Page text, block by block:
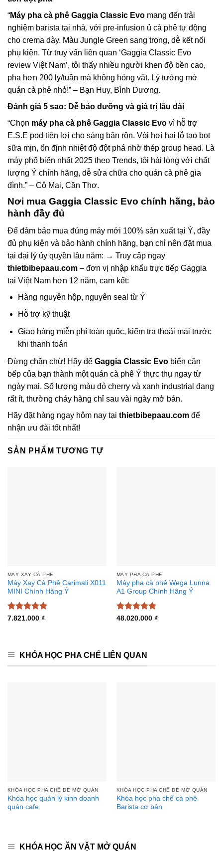
“Máy pha cà phê Gaggia Classic Evo mang đến trải
nghiệm barista tại nhà, với pre-infusion ủ cà phê tự động
cho crema dày. Màu Jungle Green sang trọng, dễ kết nối
phụ kiện. Từ truy vấn liên quan ‘Gaggia Classic Evo
review Việt Nam’, tôi thấy nhiều người khen độ bền cao,
pha hơn 200 ly/tuần mà không hỏng vặt. Lý tưởng mở
quán cà phê nhỏ!” – Bạn Huy, Bình Dương.
Đánh giá 5 sao: Dễ bảo dưỡng và giá trị lâu dài
“Chọn máy pha cà phê Gaggia Classic Evo vì hỗ trợ
E.S.E pod tiện lợi cho sáng bận rộn. Vòi hơi hai lỗ tạo bọt
sữa mịn, ổn định nhiệt độ đột phá nhờ thép group head. Là
máy phổ biến nhất 2025 theo Trends, tôi hài lòng với chất
lượng Ý chính hãng, dễ sửa chữa cho quán cà phê gia
đình.” – Cô Mai, Cần Thơ.
Nơi mua Gaggia Classic Evo chính hãng, bảo
hành đầy đủ
Để đảm bảo mua đúng máy mới 100% sản xuất tại Ý, đầy
đủ phụ kiện và bảo hành chính hãng, bạn chỉ nên đặt mua
tại đại lý ủy quyền lâu năm: → Truy cập ngay
thietbibepaau.com – đơn vị nhập khẩu trực tiếp Gaggia
tại Việt Nam hơn 12 năm, cam kết:
Hàng nguyên hộp, nguyên seal từ Ý
Hỗ trợ kỹ thuật
Giao hàng miễn phí toàn quốc, kiểm tra thoải mái trước
khi thanh toán
Đừng chần chừ! Hãy để Gaggia Classic Evo biến căn
bếp của bạn thành một quán cà phê Ý thực thụ ngay từ
ngày mai. Số lượng màu đỏ cherry và xanh industrial đang
rất ít, thường cháy hàng chỉ sau vài ngày mở bán.
Hãy đặt hàng ngay hôm nay tại thietbibepaau.com để
nhận ưu đãi tốt nhất!
SẢN PHẨM TƯƠNG TỰ
MÁY XAY CÀ PHÊ
Máy Xay Cà Phê Carimali X011
MINI Chính Hãng Ý
Được xếp
7.821.000 ₫
MÁY PHA CÀ PHÊ
Máy pha cà phê Wega Lunna
A1 Group Chính Hãng Ý
Được xếp
48.020.000 ₫
KHÓA HỌC PHA CHẾ LIÊN QUAN
KHÓA HỌC PHA CHẾ ĐỂ MỞ QUÁN
Khóa học quản lý kinh doanh
quán cafe
KHÓA HỌC PHA CHẾ ĐỂ MỞ QUÁN
Khóa học pha chế cà phê
Barista cơ bản
KHÓA HỌC ĂN VẶT MỞ QUÁN